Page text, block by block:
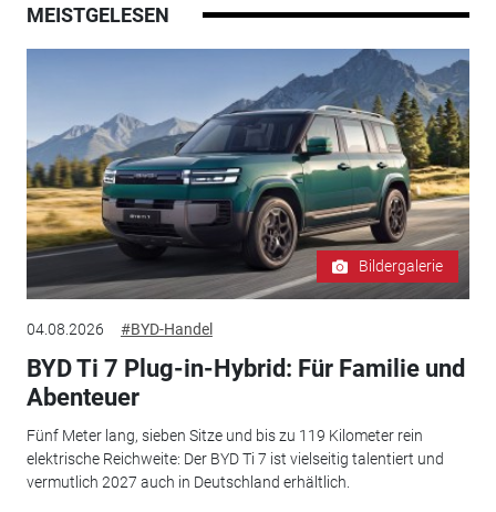
MEISTGELESEN
Bildergalerie
04.08.2026 #BYD-Handel
BYD Ti 7 Plug-in-Hybrid: Für Familie und
Abenteuer
Fünf Meter lang, sieben Sitze und bis zu 119 Kilometer rein
elektrische Reichweite: Der BYD Ti 7 ist vielseitig talentiert und
vermutlich 2027 auch in Deutschland erhältlich.